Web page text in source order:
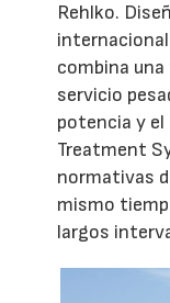
Rehlko.
combina
servicio
potencia y
Treatment
normativas
mismo
largos